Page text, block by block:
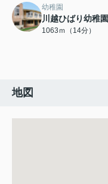
幼稚園
川越ひばり幼稚園
1063ｍ（14分）
地図